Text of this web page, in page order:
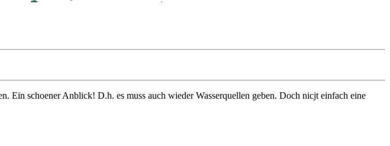
Ein schoener Anblick! D.h. es muss auch wieder Wasserquellen geben. Doch nicjt einfach eine